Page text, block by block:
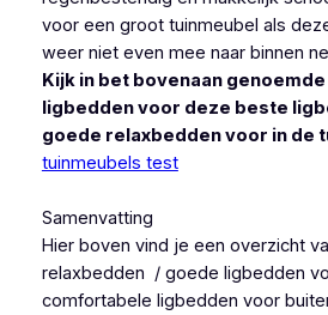
voor een groot tuinmeubel als
weer niet even mee naar binnen
Kijk in bet bovenaan
ligbedden voor deze beste
goede relaxbedden voor in de
tuinmeubels test
Samenvatting
Hier boven vind je een overzicht
relaxbedden / goede ligbedden
comfortabele ligbedden voor